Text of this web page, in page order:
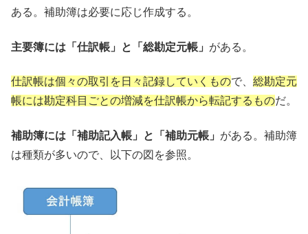
ある。補助簿は必要に応じ作成する。
主要簿には「仕訳帳」と「総勘定元帳」 がある。
仕訳帳は個々の取引を日々記録していくもので、 総勘定元
帳には勘定科目ごとの増減を仕訳帳から転記するものだ。
補助簿には「補助記入帳」と「補助元帳」 がある。補助簿
は種類が多いので、以下の図を参照。